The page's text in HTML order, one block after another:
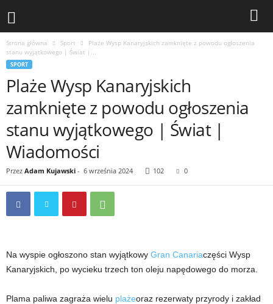
Strona główna Sport
Plaże Wysp Kanaryjskich zamknięte z powodu ogłoszenia
stanu wyjątkowego | Świat |...
SPORT
Plaże Wysp Kanaryjskich
zamknięte z powodu ogłoszenia
stanu wyjątkowego | Świat |
Wiadomości
Przez Adam Kujawski - 6 września 2024 102 0
Na wyspie ogłoszono stan wyjątkowy Gran Canariaczęści Wysp
Kanaryjskich, po wycieku trzech ton oleju napędowego do morza.
Plama paliwa zagraża wielu plażeoraz rezerwaty przyrody i zakład